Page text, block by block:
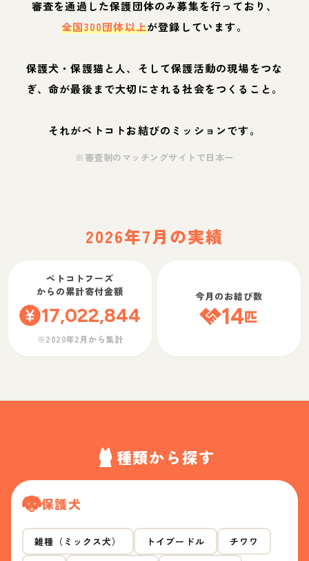
審査を通過した保護団体のみ募集を行っており、
全国300団体以上が登録しています。
保護犬・保護猫と人、そして保護活動の現場をつな
ぎ、命が最後まで大切にされる社会をつくること。
それがペトコトお結びのミッションです。
※審査制のマッチングサイトで日本一
2026年7月の実績
ペトコトフーズ
からの累計寄付金額
17,022,844
※2020年2月から集計
今月のお結び数
14匹
種類から探す
保護犬
雑種（ミックス犬） トイプードル チワワ